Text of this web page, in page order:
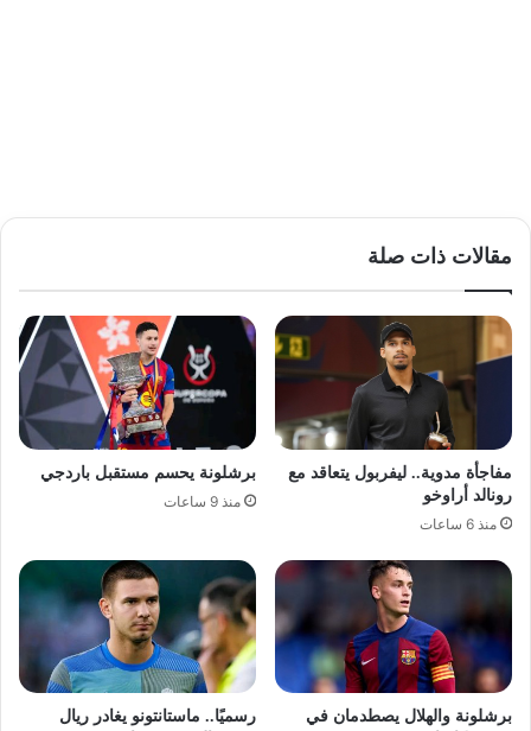
مقالات ذات صلة
مفاجأة مدوية.. ليفربول يتعاقد مع
رونالد أراوخو
منذ 6 ساعات
برشلونة يحسم مستقبل باردجي
منذ 9 ساعات
برشلونة والهلال يصطدمان في
رسميًا.. ماستانتونو يغادر ريال